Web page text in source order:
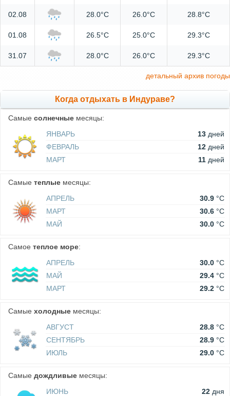
02.08 28.0°C 26.0°C 28.8°C
01.08 26.5°C 25.0°C 29.3°C
31.07 28.0°C 26.0°C 29.3°C
детальный архив погоды
Когда отдыхать в Индураве?
Самые солнечные месяцы:
ЯНВАРЬ
13 дней
ФЕВРАЛЬ
12 дней
МАРТ
11 дней
Самые теплые месяцы:
АПРЕЛЬ
30.9 °C
МАРТ
30.6 °C
МАЙ
30.0 °C
Самое теплое море:
АПРЕЛЬ
30.0 °C
МАЙ
29.4 °C
МАРТ
29.2 °C
Самые холодные месяцы:
АВГУСТ
28.8 °C
СЕНТЯБРЬ
28.9 °C
ИЮЛЬ
29.0 °C
Самые дождливые месяцы:
ИЮНЬ
22 дня